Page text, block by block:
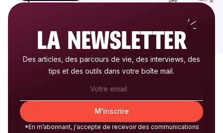
LA NEWSLETTER
Des articles, des parcours de vie, des interviews, des
tips et des outils dans votre boîte mail.
*En m’abonnant, j'accepte de recevoir des communications